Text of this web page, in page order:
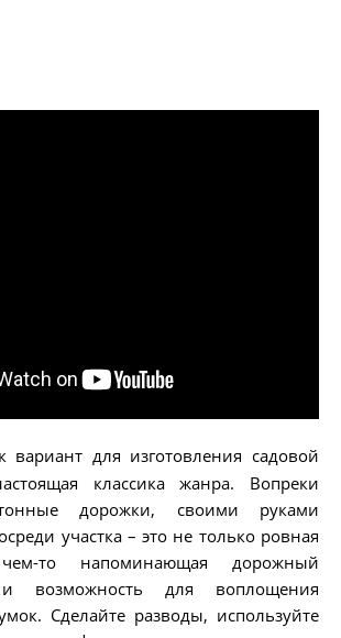
вариант для изготовления садовой
классика жанра. Вопреки
дорожки, своими руками
участка – это не только ровная
чем-то напоминающая дорожный
возможность для воплощения
Сделайте разводы, используйте